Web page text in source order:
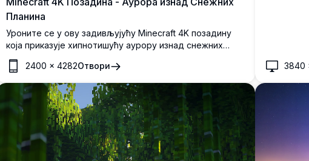
Планина
Уроните се у ову задивљујућу Minecraft 4K позадину
која приказује хипнотишућу аурору изнад снежних
планина. Детаљна, високорезолуциона сцена ухвата
суштину мирне зимске ноћи у свету Minecraft-а,
комплетну са спокојном реком и светлуцавим
дрвећем.
2400 ×4282Отвори 3840